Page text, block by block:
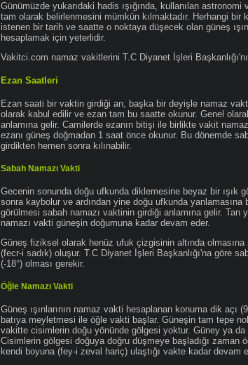
Günümüzde yukarıdaki hadis ışığında, kullanılan
tam olarak belirlenmesini mümkün kılmaktadır. Herhangi
istenen bir tarih ve saatte o noktaya düşecek olan güneş
hesaplamak için yeterlidir.
Vakitci.com namaz vakitlerini T.C Diyanet İşleri
Ezan Saatleri
Ezan saati bir vaktin girdiği an, başka bir deyişle namaz
olarak kabul edilir ve ezan tam bu saatte okunur. Genel
anlamına gelir. Camilerde ezanın bitişi ile birlikte vakit
ezanı güneş doğmadan 1 saat önce okunur. Bu dönemde
girdikten hemen sonra kılınabilir.
Sabah Namazı Vakti
Gecenin sonunda doğu ufkunda diklemesine beyaz bir ışık
sonra kaybolur ve ardından yine doğu ufkunda yanlamasına
görülmesi sabah namazı vaktinin girdiği anlamına gelir.
namazı vakti güneşin doğumuna kadar devam eder.
Güneş fiziksel olarak henüz ufuk çizgisinin altında olmasına
(fecr-i sadık) oluşur. T.C Diyanet İşleri Başkanlığı'na göre
(-18°) olması gerekir.
Öğle Namazı Vakti
Güneş ışınlarının namaz vakti hesaplanan konuma dik
batıya meyletmesi ile öğle vakti başlar. Güneşin tam tepe
vakitte cisimlerin doğu yönünde gölgesi yoktur. Güney ya
Cisimlerin gölgesi doğuya doğru düşmeye başladığı
kendi boyuna (fey-i zeval hariç) ulaştığı vakte kadar devam